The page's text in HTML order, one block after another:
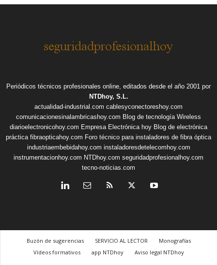
Periódicos técnicos profesionales online, editados desde el año 2001 por
NTDhoy, S.L.
actualidad-industrial.com cablesyconectoreshoy.com
comunicacionesinalambricashoy.com Blog de tecnología Wireless
diarioelectronicohoy.com Empresa Electrónica hoy Blog de electrónica
práctica fibraopticahoy.com Foro técnico para instaladores de fibra óptica
industriaembebidahoy.com instaladoresdetelecomhoy.com
instrumentacionhoy.com NTDhoy.com seguridadprofesionalhoy.com
tecno-noticias.com
Buzón de sugerencias SERVICIO AL LECTOR
Monografías
Vídeos formativos
app NTDhoy
Aviso legal NTDhoy